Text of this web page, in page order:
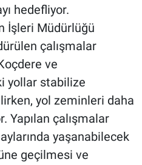
hedefliyor.
İşleri Müdürlüğü
çalışmalar
ve
yollar stabilize
yol zeminleri daha
Yapılan çalışmalar
yaşanabilecek
geçilmesi ve